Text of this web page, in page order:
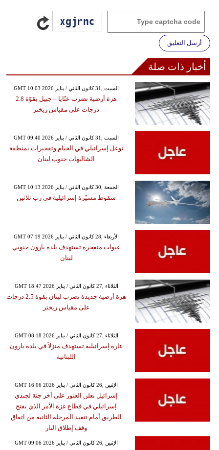
أرسل التعليق
أخبار ذات صلة
GMT 10:03 2026 السبت ,31 كانون الثاني / يناير
هزة أرضية تضرب عنّايا – جبيل بقوّة 2.8
درجات على مقياس ريختر
GMT 09:40 2026 السبت ,31 كانون الثاني / يناير
توغل إسرائيلي في الخيام وتفجيرات بمنطقة
الشاليهات جنوب لبنان
GMT 10:13 2026 الجمعة ,30 كانون الثاني / يناير
سقوط مسيّرة إسرائيلية في رب ثلاثين
GMT 07:19 2026 الأربعاء ,28 كانون الثاني / يناير
عبوات متفجرة تستهدف بلدة يارون جنوبي
لبنان
GMT 18:47 2026 الثلاثاء ,27 كانون الثاني / يناير
هزة أرضية جديدة تضرب لبنان بقوة 2.5 درجات
على مقياس ريختر
GMT 08:18 2026 الثلاثاء ,27 كانون الثاني / يناير
غارة إسرائيلية تستهدف منزلاً في بلدة يارون
اللبنانية
GMT 16:06 2026 الإثنين ,26 كانون الثاني / يناير
إسرائيل تعلن العثور على أخر جثة لجندي
إسرائيلي في قطاع غزة الأمر الذي يفتح
الطريق أمام تنفيذ المرحلة الثانية من اتفاق
وقف إطلاق النار
GMT 09:06 2026 الإثنين ,26 كانون الثاني / يناير